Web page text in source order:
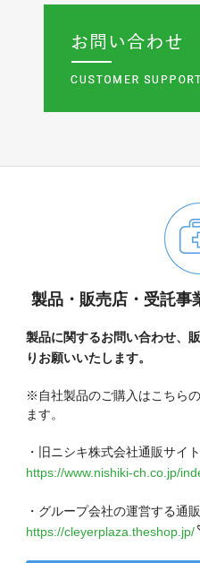
』、優しい肌あたりの『
製品・販売店・受託事
製品に関するお問い合わせ、
りお願いいたします。
※自社製品のご購入はこちら
ます。
・旧ニシキ株式会社通販サイト
https://www.nishiki-ch.co.jp/
・グループ会社の運営する通
https://cleyerplaza.theshop.jp/